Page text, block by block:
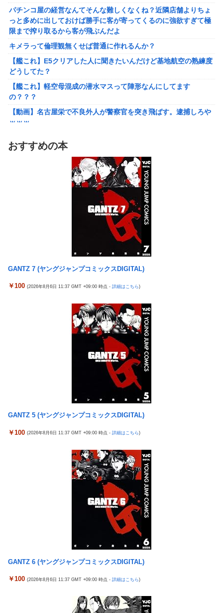
キメラって倫理観無くせば普通に作れるんか？
【艦これ】E5クリアした人に聞きたいんだけど基地航空の熟練度
どうしてた？
【艦これ】軽空母混成の潜水マスって陣形なんにしてます
の？？？
【動画】名古屋栄で不良外人が警察官を突き飛ばす。逮捕しろや
ｗｗｗ
【勇者王ガオガイガー】PLAMATEA「獅子王凱」プラモデル
【明日予約開始】
無理やり家族旅行に付いてきて露天風呂でも大声で嫌味を言う
決行した前代未聞の返り討ちがこちら←身体を張った捨て身の反
撃すぎる
【悲報】女「丸亀製麺美味しかったね」俺「また来ようよ」店員
「お会計2380円になりまーす」→その後『こう』なったんだが俺
悪くないよな？？？？？？？？
【驚愕】ユーチューバー「撮影で使うから、この高級時計も車も
ぜ～んぶ経費でタダ！ｗ」←まさかコレ本気にしてる奴なんてお
らんよな？よな？w w w w w w w w w w w
【衝撃画像】ババアがジジイにチェーンソー！？←一体何があっ
たんやコレw w w w w w w w w
【悲報】みい山の作者、自分の過去を消しまくる
が逮捕
【悲報】俺、「株の損失」が凄すぎて死にたい・・・
東京五輪出場の元重量挙げ日本代表選手逮捕 コンビニで卵2パ
ックとしょうゆ1本(835円相当)万引きし店長をケガさせたか
国民「円安で生活が苦しい！」高市「すぐにアメリカと異例の協
調介入して円高にしました」
水戸かな 人妻・主婦 不倫した【妻・かな】とその【相手・美
咲】にチ×ポを捻じ込んで子宮で理解らせてやった。
「コンビニ、馬鹿にすんなよ」→あのオーナー夫婦、不起訴ｗｗ
落ちる
高市政権「減税します」→財源「これから考えます」
【速報】日本一ソフトウェア「定価9000円のゲームです。買って
下さい。」→結果・・・
【訃報】人気Vtuberの犬、19歳で死去
とんでもない「積みプラ」がテレビで放送されてしまう
【正論】X民「真の弱者男性は恋愛ゲームとかアニメ見てない。
本当の闇を見せるね」←170000バズwwwwwww
【速報】ジャンポケ斎藤、求刑7年で逝く。実刑確実か
【シンデレラガールズ】 百鬼夜行をテーマとしたPOP UP SHOP
【エ□漫画】 学校で一番人気で憧れの清楚美人先輩JKに何故か突
然エ□動画撮影の竿役を頼まれて…！？
チャド参戦でKNOCK OUTとRISE ケンカ勃発
パチンコ屋の経営なんてそんな難しくなくね？近隣店舗よりちょ
っと多めに出しておけば勝手に客が寄ってくるのに強欲すぎて極
限まで搾り取るから客が飛ぶんだよ
キメラって倫理観無くせば普通に作れるんか？
【艦これ】E5クリアした人に聞きたいんだけど基地航空の熟練度
どうしてた？
【艦これ】軽空母混成の潜水マスって陣形なんにしてます
の？？？
【動画】名古屋栄で不良外人が警察官を突き飛ばす。逮捕しろや
ｗｗｗ
【明日予約開始】
無理やり家族旅行に付いてきて露天風呂でも大声で嫌味を言う
姑。爆発寸前の私が他の客の前で「一世一代の勇気」を振り絞り
決行した前代未聞の返り討ちがこちら←身体を張った捨て身の反
【悲報】まどマギ映画、来月公開なのに話題にならない
【悲報】Amazon、デザイン改悪か
【愕然】ワイ、久しぶりに元カノのインスタ見た結果とんでもな
オコエ瑠偉、メキシコに渡って2球団を即クビ→SNS更新が3ヶ月
間止まって消息不明に
と「Type-B」になってしまう
「コンビニ、馬鹿にすんなよ」→あのオーナー夫婦、不起訴ｗｗ
【悲報】ジャンプ、ついに98万部…全盛期653万部からここまで
高市政権「減税します」→財源「これから考えます」
【悲報】熊本は猛暑と断水…その頃、茂木外相は中南米でニッコ
【エ□漫画】 学校で一番人気で憧れの清楚美人先輩JKに何故か突
は直近での値上げ可能性低い」
エクスアリーナ松戸がディスクアップ2を撤去したらしくディス
クアッパーさん達から落胆の声
セクシー女優「熊本に300万円寄付します」 アンチ「汚い金あり
【実戦報告】eSAOアリシゼーションの評判まとめ！新台稼働
No.1！出率98％、平均19回転とフェアに楽しめる数値が出てい
やヒデヨシちゃんはママなのか。ノブ様はママではないのかを
【日向坂46】 下着姿のかほりん、大丈夫かこれ…
彼氏にバレるかもしれない背徳感
【朗報】 消費減税、閣議決定 来年4月から2年間1％に
おすすめの本
GANTZ 7 (ヤングジャンプコミックスDIGITAL)
￥100 (2026年8月6日 11:37 GMT +09:00 時点 - 詳細はこちら)
GANTZ 5 (ヤングジャンプコミックスDIGITAL)
￥100 (2026年8月6日 11:37 GMT +09:00 時点 - 詳細はこちら)
GANTZ 6 (ヤングジャンプコミックスDIGITAL)
￥100 (2026年8月6日 11:37 GMT +09:00 時点 - 詳細はこちら)